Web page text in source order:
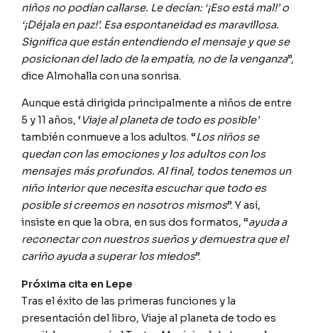
niños no podían callarse. Le decían: ‘¡Eso está mal!’ o
‘¡Déjala en paz!’. Esa espontaneidad es maravillosa.
Significa que están entendiendo el mensaje y que se
posicionan del lado de la empatía, no de la venganza”,
dice Almohalla con una sonrisa.
Aunque está dirigida principalmente a niños de entre
5 y 11 años, ‘Viaje al planeta de todo es posible’
también conmueve a los adultos. “Los niños se
quedan con las emociones y los adultos con los
mensajes más profundos. Al final, todos tenemos un
niño interior que necesita escuchar que todo es
posible si creemos en nosotros mismos”. Y así,
insiste en que la obra, en sus dos formatos, “ayuda a
reconectar con nuestros sueños y demuestra que el
cariño ayuda a superar los miedos”.
Próxima cita en Lepe
Tras el éxito de las primeras funciones y la
presentación del libro, Viaje al planeta de todo es